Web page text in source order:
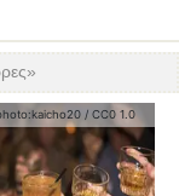
»
kaicho20 / CC0 1.0